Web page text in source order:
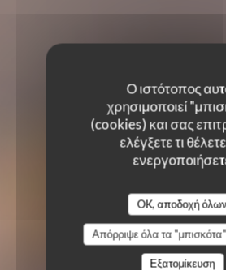
Ο ιστότοπος
χρησιμοποιεί
(cookies) και σας
ελέγξετε τι
OK, αποδοχή όλων
Απόρριψε όλα τα
Εξατομίκευση